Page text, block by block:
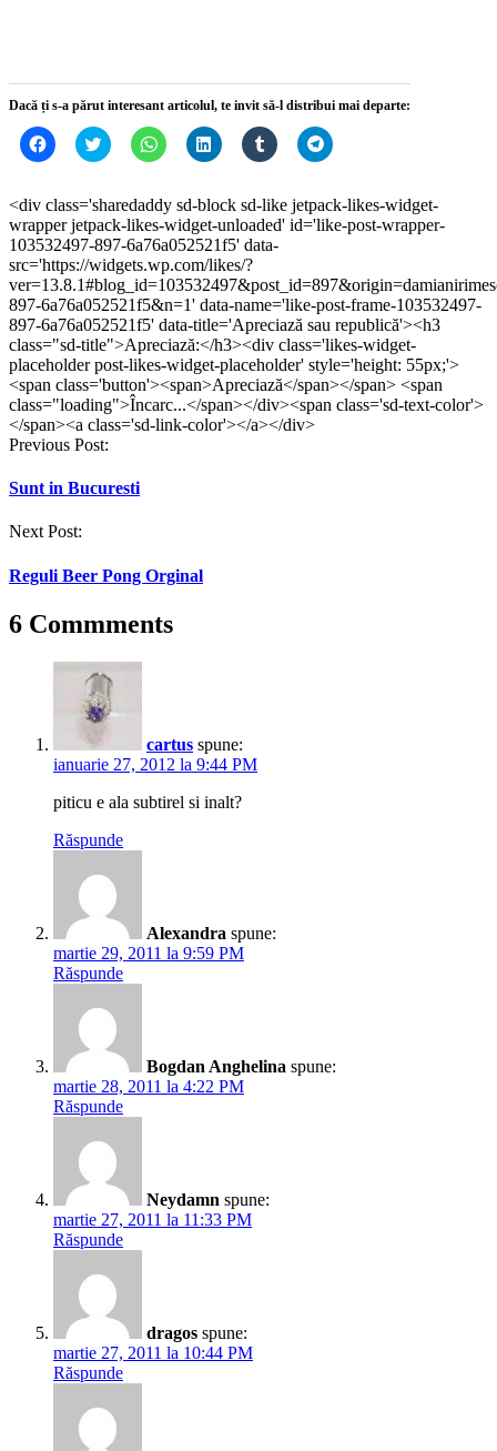
Dacă ți s-a părut interesant articolul, te invit să-l distribui mai departe:
Dă
clic
partaja
pe
Facebook(Se
deschide
într-
o
fereastră
nouă)
Dă
clic
partaja
pe
Twitter(Se
deschide
într-
o
fereastră
nouă)
Dă
clic
pe
WhatsApp(Se
deschide
într-
o
fereastră
nouă)
Dă
clic
partaja
pe
LinkedIn(Se
deschide
într-
o
fereastră
nouă)
Dă
clic
partaja
pe
Tumblr(Se
deschide
într-
fereastră
nouă)
Dă
clic
pe
Telegram(Se
deschide
nouă)
<div class='sharedaddy sd-block sd-like jetpack-likes-widget-
wrapper jetpack-likes-widget-unloaded' id='like-post-wrapper-
103532497-897-6a76a052521f5' data-
src='https://widgets.wp.com/likes/?
897-6a76a052521f5&n=1' data-name='like-post-frame-103532497-
897-6a76a052521f5' data-title='Apreciază sau republică'><h3
class="sd-title">Apreciază:</h3><div class='likes-widget-
placeholder post-likes-widget-placeholder' style='height: 55px;'>
<span class='button'><span>Apreciază</span></span> <span
class="loading">Încarc...</span></div><span class='sd-text-color'>
</span><a class='sd-link-color'></a></div>
Post
Previous Post:
Sunt in Bucuresti
Next Post:
Reguli Beer Pong Orginal
6 Commments
cartus spune:
ianuarie 27, 2012 la 9:44 PM
piticu e ala subtirel si inalt?
Răspunde
Alexandra spune:
martie 29, 2011 la 9:59 PM
Răspunde
Bogdan Anghelina spune:
martie 28, 2011 la 4:22 PM
Răspunde
Neydamn spune:
martie 27, 2011 la 11:33 PM
Răspunde
dragos spune:
martie 27, 2011 la 10:44 PM
Răspunde